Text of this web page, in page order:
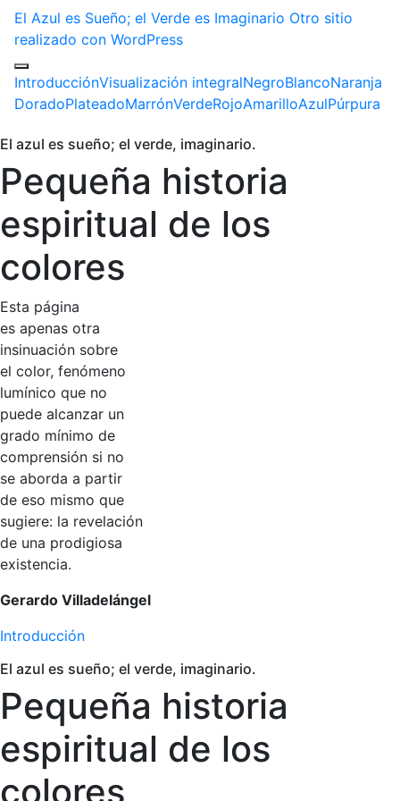
El Azul es Sueño; el Verde es Imaginario Otro sitio
realizado con WordPress
IntroducciónVisualización integralNegroBlancoNaranja
DoradoPlateadoMarrónVerdeRojoAmarilloAzulPúrpura
El azul es sueño; el verde, imaginario.
Pequeña historia
espiritual de los
colores
Esta página
es apenas otra
insinuación sobre
el color, fenómeno
lumínico que no
puede alcanzar un
grado mínimo de
comprensión si no
se aborda a partir
de eso mismo que
sugiere: la revelación
de una prodigiosa
existencia.
Gerardo Villadelángel
Introducción
El azul es sueño; el verde, imaginario.
Pequeña historia
espiritual de los
colores